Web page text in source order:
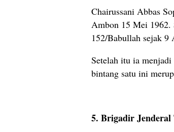
Chairussani Abbas
Ambon 15 Mei 1962.
152/Babullah sejak
Setelah itu ia
bintang satu ini
5. Brigadir